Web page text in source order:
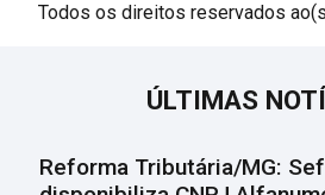
Todos os direitos reservados
ÚLTIMAS
Reforma Tributária/MG: